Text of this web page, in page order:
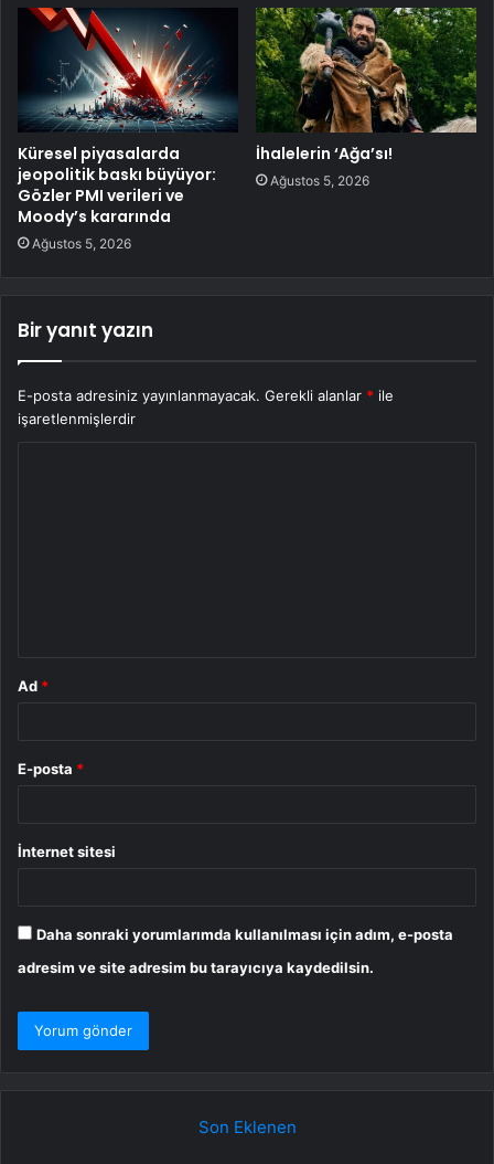
Küresel piyasalarda
jeopolitik baskı büyüyor:
Gözler PMI verileri ve
Moody’s kararında
Ağustos 5, 2026
İhalelerin ‘Ağa’sı!
Ağustos 5, 2026
Bir yanıt yazın
E-posta adresiniz yayınlanmayacak. Gerekli alanlar * ile
işaretlenmişlerdir
Ad *
E-posta *
İnternet sitesi
Daha sonraki yorumlarımda kullanılması için adım, e-posta
adresim ve site adresim bu tarayıcıya kaydedilsin.
Son Eklenen